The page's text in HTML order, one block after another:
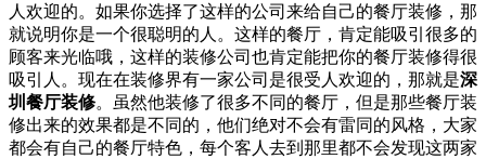
人欢迎的。如果你选择了这样的公司来给自己的餐厅装修，那
就说明你是一个很聪明的人。 这样的餐厅，肯定能吸引很多的
顾客来光临哦，这样的装修公司也肯定能把你的餐厅装修得很
吸引人。现在在装修界有一家公司是很受人欢迎的，那就是深
圳餐厅装修。虽然他装修了很多不同的餐厅，但是那些餐厅装
修出来的效果都是不同的，他们绝对不会有雷同的风格，大家
都会有自己的餐厅特色，每个客人去到那里都不会发现这两家